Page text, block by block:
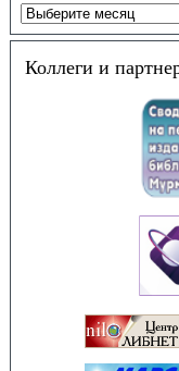
Коллеги и